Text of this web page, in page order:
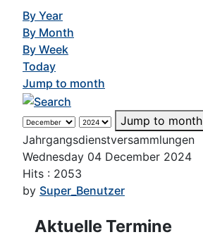
By Year
By Month
By Week
Today
Jump to month
Jump to month
Jahrgangsdienstversammlungen
Wednesday 04 December 2024
Hits : 2053
by Super_Benutzer
Aktuelle Termine